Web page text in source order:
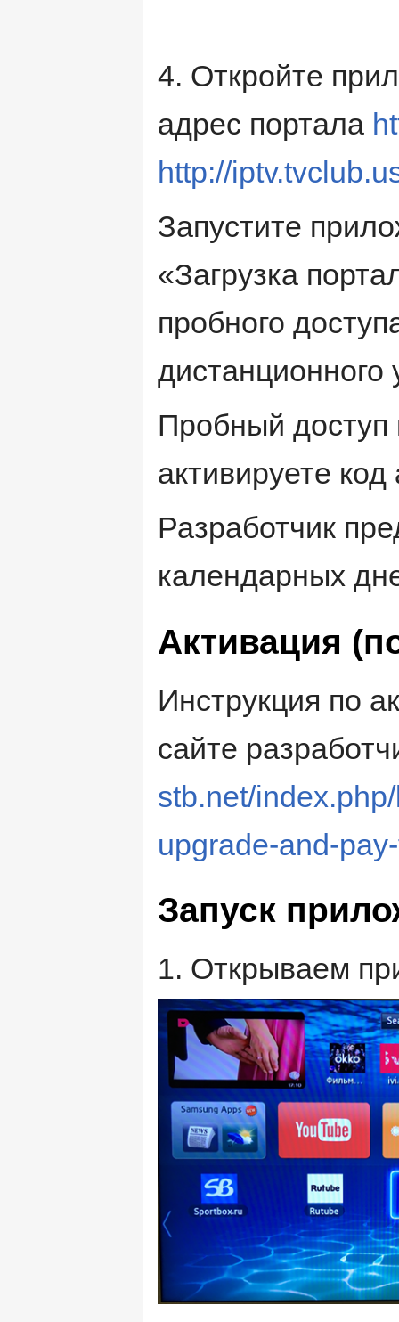
4. Откройте
адрес портала
http://
Запустите
«Загрузка
пробного
дистанционного
Пробный доступ
активируете код
Разработчик
календарных
Активация
Инструкция по
сайте
stb.net/
upgrade-and-
Запуск
1. Открываем